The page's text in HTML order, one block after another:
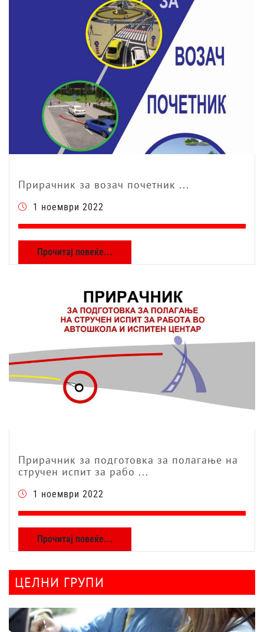
Прирачник за возач почетник ...
1 ноември 2022
Прочитај повеќе...
Прирачник за подготовка за полагање на
стручен испит за рабо ...
1 ноември 2022
Прочитај повеќе...
ЦЕЛНИ ГРУПИ